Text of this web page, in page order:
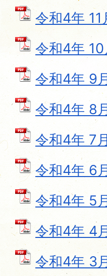
令和4年
令和4年
令和4年 9
令和4年 8
令和4年 7
令和4年 6
令和4年 5
令和4年 4
令和4年 3